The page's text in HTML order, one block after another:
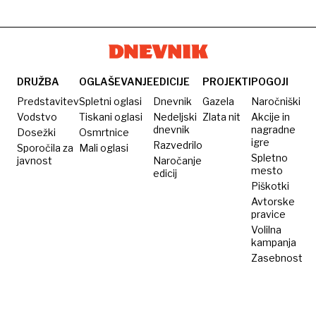
gospodariti
na
pravi
način
ideja?
član v
družini
železnic?
DRUŽBA
Predstavitev
Vodstvo
Dosežki
Sporočila za
javnost
OGLAŠEVANJE
Spletni oglasi
Tiskani oglasi
Osmrtnice
Mali oglasi
EDICIJE
Dnevnik
Nedeljski
dnevnik
Razvedrilo
Naročanje
edicij
PROJEKTI
Gazela
Zlata nit
POGOJI
Naročniški
Akcije in
nagradne
igre
Spletno
mesto
Piškotki
Avtorske
pravice
Volilna
kampanja
Zasebnost